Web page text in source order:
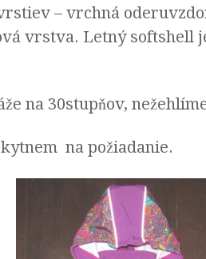
– vrchná
vrstva. Letný softshell
na 30stupňov,
na požiadanie.